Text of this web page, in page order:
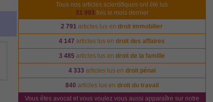
Tous nos articles scientifiques ont été lus
31 993 fois le mois dernier
2 791 articles lus endroit immobilier
4 147 articles lus endroit des affaires
3 485 articles lus endroit de la famille
4 333 articles lus en droit pénal
840 articles lus en droit du travail
Vous êtes avocat et vous voulez vous aussi apparaître sur notre